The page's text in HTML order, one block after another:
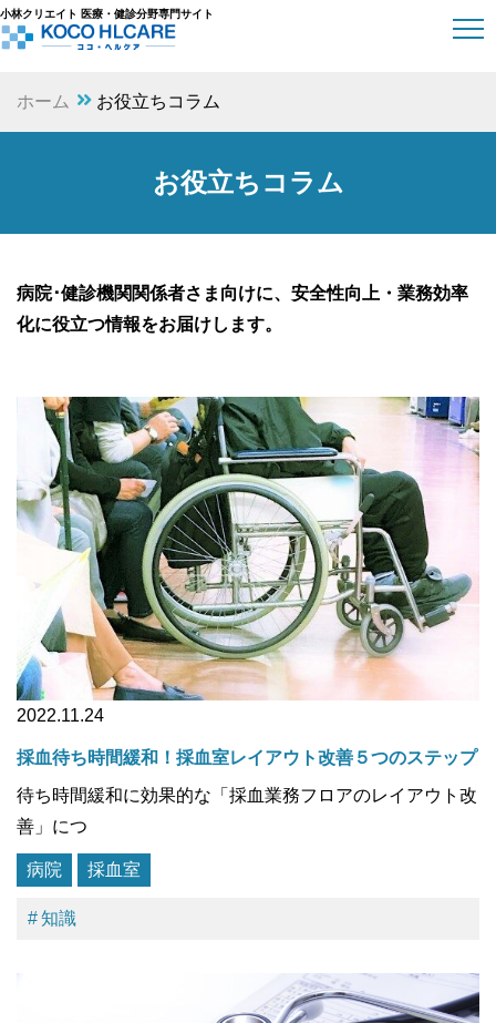
小林クリエイト 医療・健診分野専門サイト
ホーム お役立ちコラム
お役立ちコラム
病院･健診機関関係者さま向けに、 安全性向上・業務効率
化に役立つ情報をお届けします。
2022.11.24
採血待ち時間緩和！採血室レイアウト改善５つのステップ
待ち時間緩和に効果的な「採血業務フロアのレイアウト改
善」につ
病院 採血室
知識